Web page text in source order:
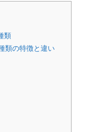
類
類の特徴と違い